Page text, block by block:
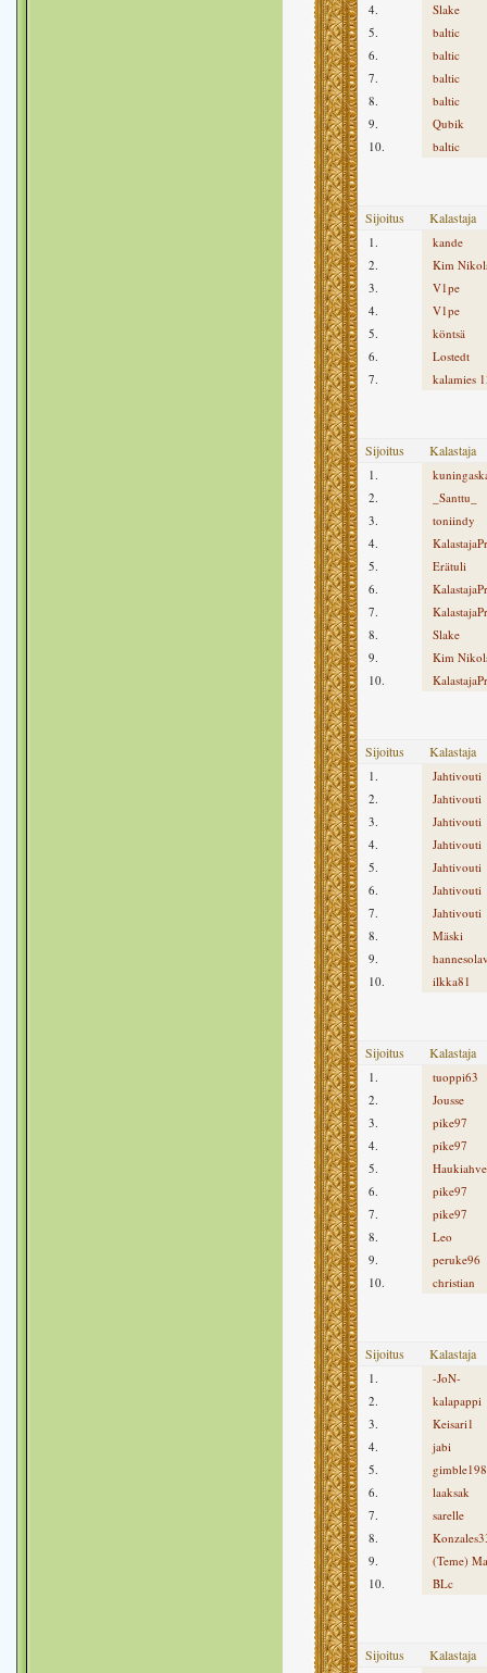
4.
Slake
5.
baltic
6.
baltic
7.
baltic
8.
baltic
9.
Qubik
10.
baltic
Sijoitus Kalastaja
1.
kande
2.
Kim
3.
V1pe
4.
V1pe
5.
köntsä
6.
Lostedt
7.
kalamies
Sijoitus Kalastaja
1.
2.
_Santtu_
3.
toniindy
4.
5.
Erätuli
6.
7.
8.
Slake
9.
Kim
10.
Sijoitus Kalastaja
1.
Jahtivouti
2.
Jahtivouti
3.
Jahtivouti
4.
Jahtivouti
5.
Jahtivouti
6.
Jahtivouti
7.
Jahtivouti
8.
Mäski
9.
10.
ilkka81
Sijoitus Kalastaja
1.
tuoppi63
2.
Jousse
3.
pike97
4.
pike97
5.
6.
pike97
7.
pike97
8.
Leo
9.
peruke96
10.
christian
Sijoitus Kalastaja
1.
-JoN-
2.
kalapappi
3.
Keisari1
4.
jabi
5.
6.
laaksak
7.
sarelle
8.
9.
(Teme)
10.
BLc
Sijoitus Kalastaja